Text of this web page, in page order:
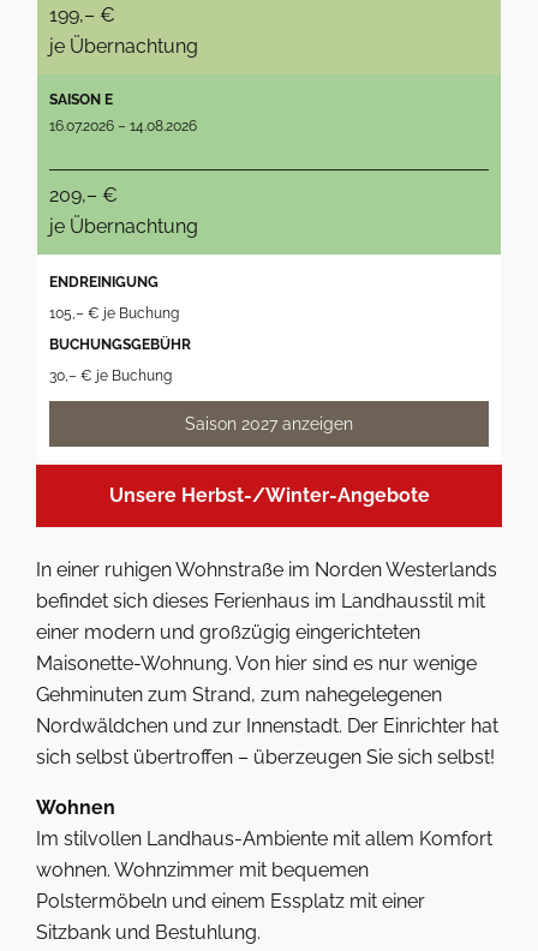
199,– €
je Übernachtung
SAISON E
16.07.2026 – 14.08.2026
209,– €
je Übernachtung
ENDREINIGUNG
105,– € je Buchung
BUCHUNGSGEBÜHR
30,– € je Buchung
Saison 2027 anzeigen
Unsere Herbst-/Winter-Angebote
In einer ruhigen Wohnstraße im Norden Westerlands
befindet sich dieses Ferienhaus im Landhausstil mit
einer modern und großzügig eingerichteten
Maisonette-Wohnung. Von hier sind es nur wenige
Gehminuten zum Strand, zum nahegelegenen
Nordwäldchen und zur Innenstadt. Der Einrichter hat
sich selbst übertroffen – überzeugen Sie sich selbst!
Wohnen
Im stilvollen Landhaus-Ambiente mit allem Komfort
wohnen. Wohnzimmer mit bequemen
Polstermöbeln und einem Essplatz mit einer
Sitzbank und Bestuhlung.